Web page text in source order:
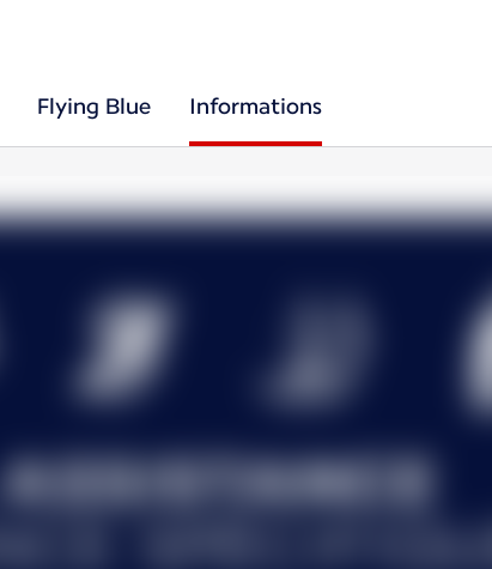
Flying Blue Informations